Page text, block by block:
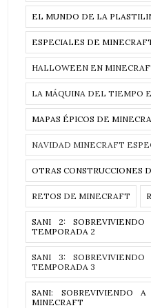
EL MUNDO DE LA
ESPECIALES DE
HALLOWEEN EN
LA MÁQUINA DEL TIEMPO
MAPAS ÉPICOS DE
NAVIDAD MINECRAFT
OTRAS CONSTRUCCIONES
RETOS DE MINECRAFT
SANI 2:
TEMPORADA 2
SANI 3:
TEMPORADA 3
SANI: SOBREVIVIENDO
MINECRAFT